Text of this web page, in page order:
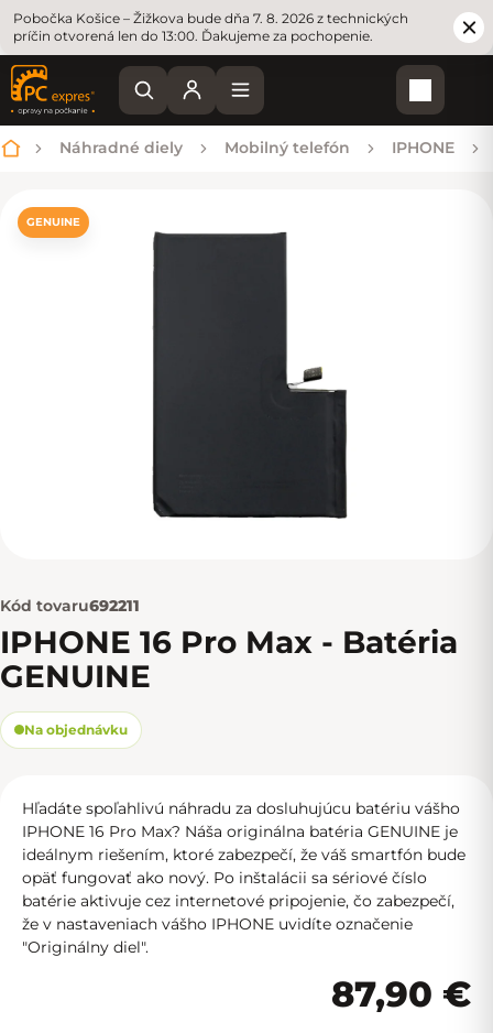
Pobočka Košice – Žižkova bude dňa 7. 8. 2026 z technických
príčin otvorená len do 13:00. Ďakujeme za pochopenie.
Domov
Náhradné diely Mobilný telefón IPHONE
GENUINE
Kód tovaru692211
IPHONE 16 Pro Max - Batéria
GENUINE
Na objednávku
Hľadáte spoľahlivú náhradu za dosluhujúcu batériu vášho
IPHONE 16 Pro Max? Náša originálna batéria GENUINE je
ideálnym riešením, ktoré zabezpečí, že váš smartfón bude
opäť fungovať ako nový. Po inštalácii sa sériové číslo
batérie aktivuje cez internetové pripojenie, čo zabezpečí,
že v nastaveniach vášho IPHONE uvidíte označenie
"Originálny diel".
87,90 €